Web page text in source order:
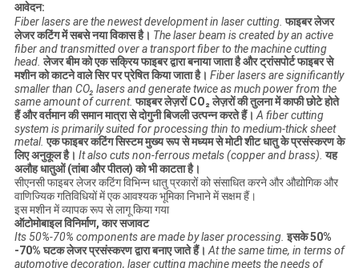
आवेदन:
Fiber lasers are the newest development in laser cutting. फाइबर लेजर
लेजर कटिंग में सबसे नया विकास है। The laser beam is created by an active
fiber and transmitted over a transport fiber to the machine cutting
head. लेजर बीम को एक सक्रिय फाइबर द्वारा बनाया जाता है और ट्रांसपोर्ट फाइबर से
मशीन को काटने वाले सिर पर प्रेषित किया जाता है। Fiber lasers are significantly
smaller than CO₂ lasers and generate twice as much power from the
same amount of current. फाइबर लेज़रों CO₂ लेज़रों की तुलना में काफी छोटे होते
हैं और वर्तमान की समान मात्रा से दोगुनी बिजली उत्पन्न करते हैं। A fiber cutting
system is primarily suited for processing thin to medium-thick sheet
metal. एक फाइबर कटिंग सिस्टम मुख्य रूप से मध्यम से मोटी शीट धातु के प्रसंस्करण के
लिए अनुकूल है। It also cuts non-ferrous metals (copper and brass). यह
अलौह धातुओं (तांबा और पीतल) को भी काटता है।
सीएनसी फाइबर लेजर कटिंग विभिन्न धातु प्रकारों को संसाधित करने और औद्योगिक और
वाणिज्यिक गतिविधियों में एक आवश्यक भूमिका निभाने में सक्षम हैं।
इस मशीन में व्यापक रूप से लागू किया गया
ऑटोमोबाइल विनिर्माण, कार सजावट
Its 50%-70% components are made by laser processing. इसके 50%
-70% घटक लेजर प्रसंस्करण द्वारा बनाए जाते हैं। At the same time, in terms of
automotive decoration, laser cutting machine meets the needs of